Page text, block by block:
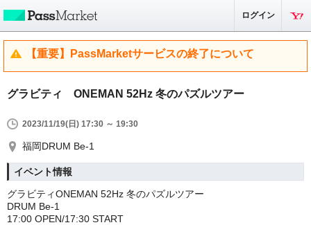
ログイン
【重要】PassMarketサービスの終了について
グラビティ ONEMAN 52Hz 冬のパズルツアー
2023/11/19(日) 17:30 ～ 19:30
福岡DRUM Be-1
イベント情報
グラビティONEMAN 52Hz 冬のパズルツアー
DRUM Be-1
17:00 OPEN/17:30 START